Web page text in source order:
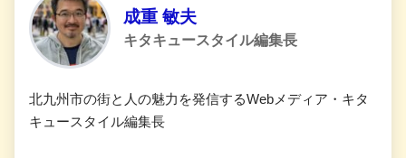
成重 敏夫
キタキュースタイル編集長
北九州市の街と人の魅力を発信するWebメディア・キタ
キュースタイル編集長